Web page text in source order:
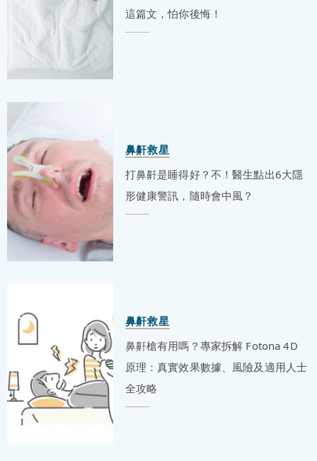
這篇文，怕你後悔！
鼻鼾救星
打鼻鼾是睡得好？不！醫生點出6大隱
形健康警訊，隨時會中風？
鼻鼾救星
鼻鼾槍有用嗎？專家拆解 Fotona 4D
原理：真實效果數據、風險及適用人士
全攻略